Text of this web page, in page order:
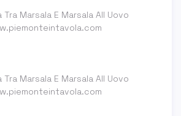
Marsala E Marsala All Uovo
Marsala E Marsala All Uovo